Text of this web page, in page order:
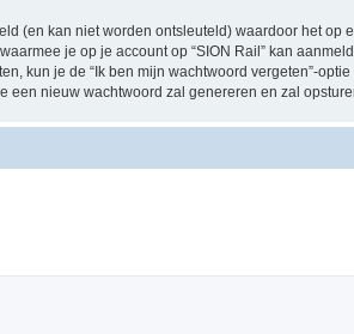
(en kan niet worden ontsleuteld) waardoor het
je op je account op “SION Rail” kan
kun je de “Ik ben mijn wachtwoord vergeten”-
een nieuw wachtwoord zal genereren en zal